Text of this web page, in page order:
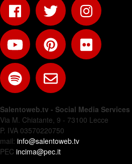
Salentoweb.tv - Social Media Services
Via M. Chiatante, 9 - 73100 Lecce
P. IVA 03570220750
mail: info@salentoweb.tv
PEC incima@pec.it